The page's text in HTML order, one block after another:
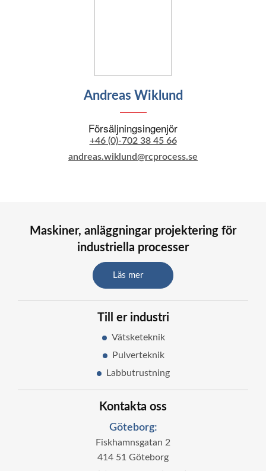
Andreas Wiklund
Försäljningsingenjör
+46 (0)-702 38 45 66
andreas.wiklund@rcprocess.se
Maskiner, anläggningar projektering för
industriella processer
Läs mer
Till er industri
Vätsketeknik
Pulverteknik
Labbutrustning
Kontakta oss
Göteborg:
Fiskhamnsgatan 2
414 51 Göteborg